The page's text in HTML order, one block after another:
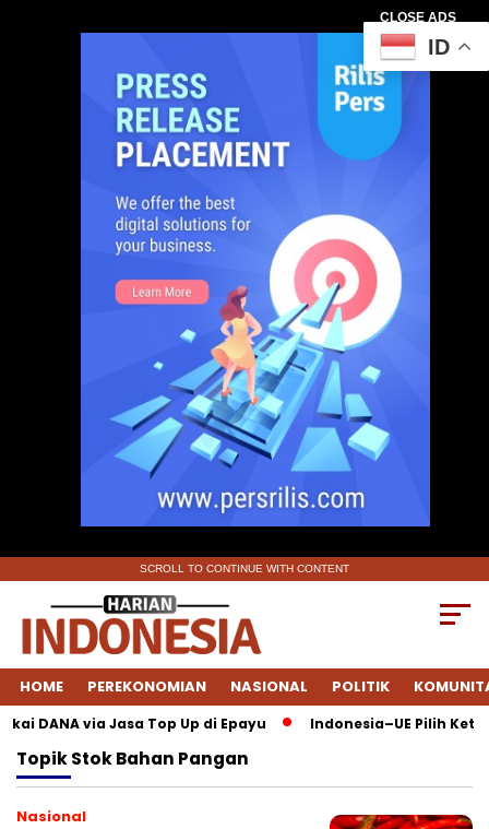
CLOSE ADS
SCROLL TO CONTINUE WITH CONTENT
HOME PEREKONOMIAN NASIONAL POLITIK
DANA via Jasa Top Up di Epayu Indonesia–UE Pilih
TopikStok Bahan Pangan
Nasional
ID